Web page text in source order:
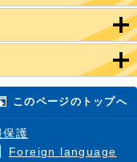
このページのトップへ
保護
Foreign language